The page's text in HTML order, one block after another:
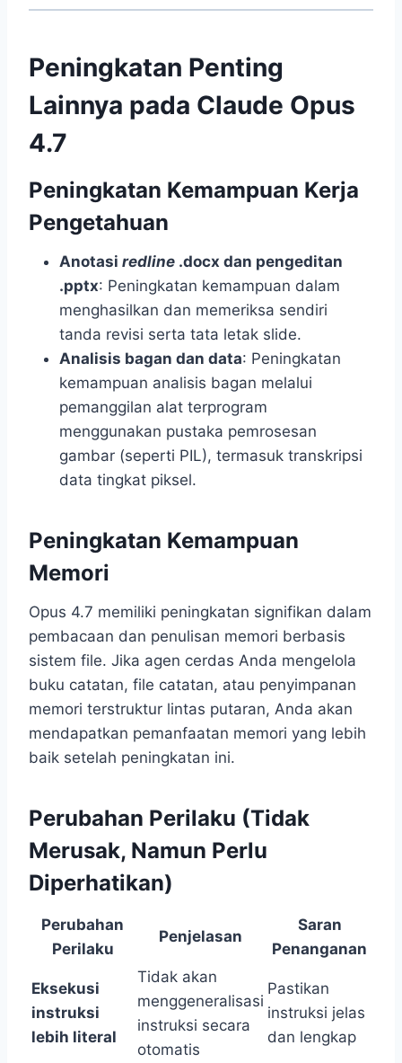
Peningkatan Penting
Lainnya pada Claude Opus
4.7
Peningkatan Kemampuan Kerja
Pengetahuan
Anotasi redline .docx dan pengeditan
.pptx: Peningkatan kemampuan dalam
menghasilkan dan memeriksa sendiri
tanda revisi serta tata letak slide.
Analisis bagan dan data: Peningkatan
kemampuan analisis bagan melalui
pemanggilan alat terprogram
menggunakan pustaka pemrosesan
gambar (seperti PIL), termasuk transkripsi
data tingkat piksel.
Peningkatan Kemampuan
Memori
Opus 4.7 memiliki peningkatan signifikan dalam
pembacaan dan penulisan memori berbasis
sistem file. Jika agen cerdas Anda mengelola
buku catatan, file catatan, atau penyimpanan
memori terstruktur lintas putaran, Anda akan
mendapatkan pemanfaatan memori yang lebih
baik setelah peningkatan ini.
Perubahan Perilaku (Tidak
Merusak, Namun Perlu
Diperhatikan)
Perubahan
Perilaku
Penjelasan
Saran
Penanganan
Eksekusi
instruksi
lebih literal
Tidak akan
menggeneralisasi
instruksi secara
otomatis
Pastikan
instruksi jelas
dan lengkap